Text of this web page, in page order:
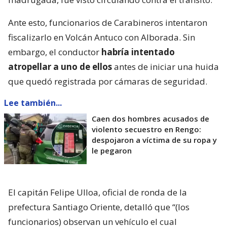
Ante esto, funcionarios de Carabineros intentaron
fiscalizarlo en Volcán Antuco con Alborada. Sin
embargo, el conductor habría intentado
atropellar a uno de ellosantes de iniciar una huida
que quedó registrada por cámaras de seguridad.
Lee también...
Caen dos hombres acusados de
violento secuestro en Rengo:
despojaron a víctima de su ropa y
le pegaron
El capitán Felipe Ulloa, oficial de ronda de la
prefectura Santiago Oriente, detalló que “(los
funcionarios) observan un vehículo el cual